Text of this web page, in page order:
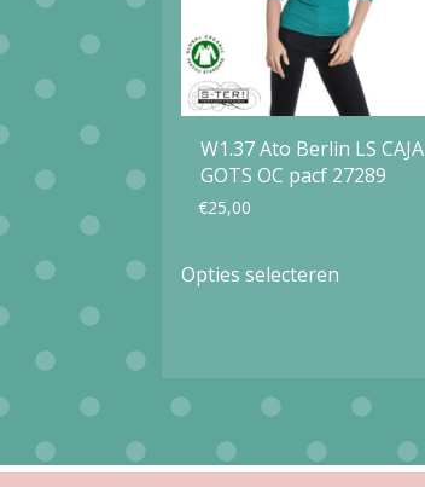
W1.37 Ato Berlin LS CAJA
GOTS OC pacf 27289
€25,00
Opties selecteren
variaties.